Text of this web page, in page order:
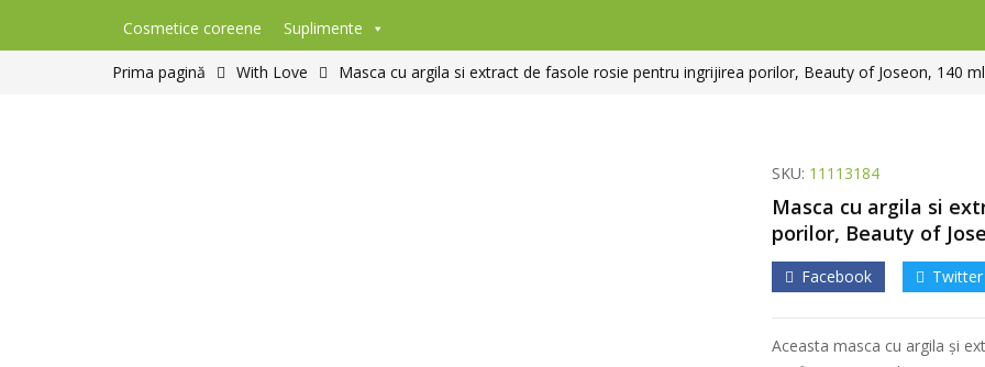
Cosmetice coreene Suplimente
Prima pagină With Love Masca cu argila si extract de fasole rosie pentru ingrijirea porilor, Beauty of Joseon, 140 ml
SKU: 11113184
Masca cu argila si
porilor, Beauty of
Facebook Twitter
Aceasta masca cu argila și